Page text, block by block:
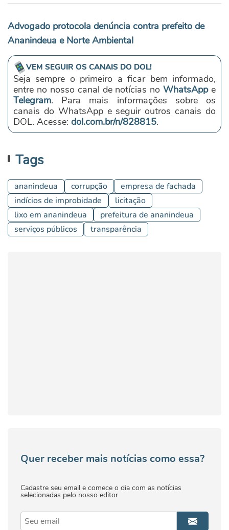
Advogado protocola denúncia contra prefeito de
Ananindeua e Norte Ambiental
VEM SEGUIR OS CANAIS DO DOL!
Seja sempre o primeiro a ficar bem informado,
entre no nosso canal de notícias noWhatsAppe
Telegram. Para mais informações sobre os
canais do WhatsApp e seguir outros canais do
DOL. Acesse: dol.com.br/n/828815.
Tags
ananindeua corrupção
empresa de fachada
indícios de improbidade
licitação
lixo em ananindeua
prefeitura de ananindeua
serviços públicos
transparência
Quer receber mais notícias como essa?
Cadastre seu email e comece o dia com as notícias
selecionadas pelo nosso editor